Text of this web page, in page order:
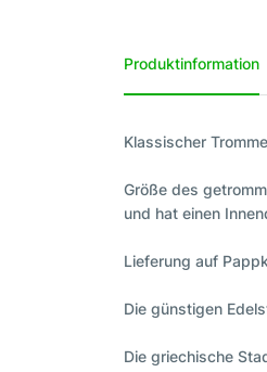
Produktinformation
Klassischer
Größe des
und hat einen
Lieferung auf
Die günstigen
Die griechische